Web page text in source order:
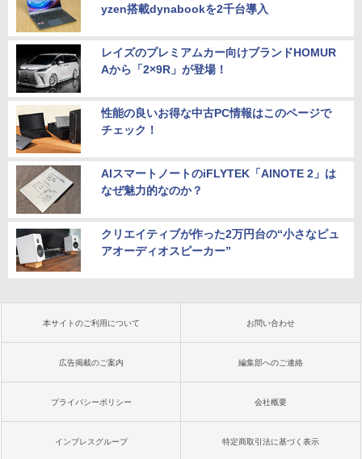
yzen搭載dynabookを2千台導入
レイズのプレミアムカー向けブランドHOMUR
Aから「2×9R」が登場！
性能の良いお得な中古PC情報はこのページで
チェック！
AIスマートノートのiFLYTEK「AINOTE 2」は
なぜ魅力的なのか？
クリエイティブが作った2万円台の“小さなピュ
アオーディオスピーカー”
本サイトのご利用について お問い合わせ
広告掲載のご案内 編集部へのご連絡
プライバシーポリシー 会社概要
インプレスグループ 特定商取引法に基づく表示